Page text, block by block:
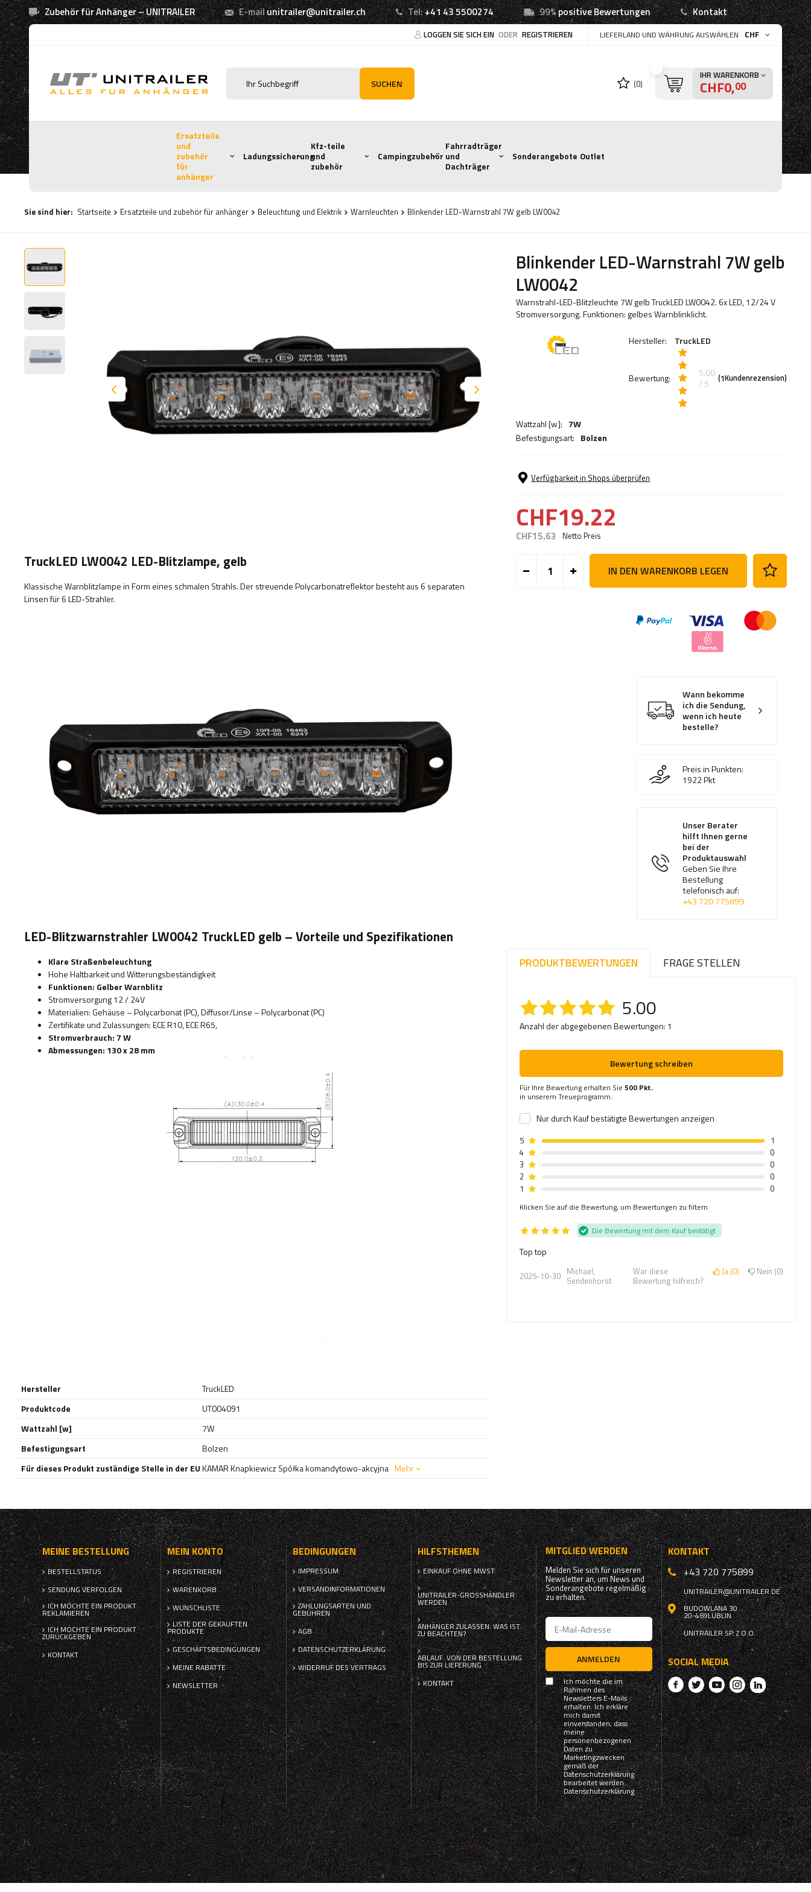
Zubehör für Anhänger – UNITRAILER E-mailunitrailer@unitrailer.ch Tel:+41 43 5500274 99%positive Bewertungen Kontakt
LOGGEN SIE SICH EIN ODER REGISTRIEREN LIEFERLAND UND WÄHRUNG AUSWÄHLEN CHF
SUCHEN (0)
IHR WARENKORB
CHF0,00
Ersatzteile
und
zubehör
für
anhänger
Ladungssicherung
Kfz-teile
und
zubehör
Campingzubehör
Fahrradträger
und
Dachträger
Sonderangebote Outlet
Sie sind hier: Startseite Ersatzteile und zubehör für anhänger Beleuchtung und Elektrik Warnleuchten Blinkender LED-Warnstrahl 7W gelb LW0042
Blinkender LED-Warnstrahl 7W gelb
LW0042
Warnstrahl-LED-Blitzleuchte 7W gelb TruckLED LW0042. 6x LED, 12/24 V
Stromversorgung. Funktionen: gelbes Warnblinklicht.
Hersteller: TruckLED
Bewertung:
5.00
/ 5
(1Kundenrezension)
Wattzahl [w]: 7W
Befestigungsart: Bolzen
Verfügbarkeit in Shops überprüfen
CHF19.22
CHF15.63 Netto Preis
IN DEN WARENKORB LEGEN
Wann bekomme
ich die Sendung,
wenn ich heute
bestelle?
Preis in Punkten:
1922Pkt
Unser Berater
hilft Ihnen gerne
bei der
Produktauswahl
Geben Sie Ihre
Bestellung
telefonisch auf:
+43 720 775899
PRODUKTBEWERTUNGEN FRAGE STELLEN
5.00
Anzahl der abgegebenen Bewertungen: 1
Bewertung schreiben
Für Ihre Bewertung erhalten Sie500 Pkt.
in unserem Treueprogramm.
Nur durch Kauf bestätigte Bewertungen anzeigen
5
1
4
0
3
0
2
0
1
0
Klicken Sie auf die Bewertung, um Bewertungen zu filtern
Die Bewertung mit dem Kauf bestätigt
Top top
2025-10-30 Michael,
Sendenhorst
War diese
Bewertung hilfreich?
Ja 0 Nein 0
TruckLED LW0042 LED-Blitzlampe, gelb
Klassische Warnblitzlampe in Form eines schmalen Strahls. Der streuende Polycarbonatreflektor besteht aus 6 separaten
Linsen für 6 LED-Strahler.
LED-Blitzwarnstrahler LW0042 TruckLED gelb – Vorteile und Spezifikationen
Klare Straßenbeleuchtung
Hohe Haltbarkeit und Witterungsbeständigkeit
Funktionen: Gelber Warnblitz
Stromversorgung 12 / 24V
Materialien: Gehäuse – Polycarbonat (PC), Diffusor/Linse – Polycarbonat (PC)
Zertifikate und Zulassungen: ECE R10, ECE R65,
Stromverbrauch: 7 W
Abmessungen: 130 x 28 mm
Hersteller
TruckLED
Produktcode
UT004091
Wattzahl [w]
7W
Befestigungsart
Bolzen
Für dieses Produkt zuständige Stelle in der EUKAMAR Knapkiewicz Spółka komandytowo-akcyjna Mehr
MEINE BESTELLUNG
BESTELLSTATUS
SENDUNG VERFOLGEN
ICH MÖCHTE EIN PRODUKT
REKLAMIEREN
ICH MÖCHTE EIN PRODUKT
ZURÜCKGEBEN
KONTAKT
MEIN KONTO
REGISTRIEREN
WARENKORB
WUNSCHLISTE
LISTE DER GEKAUFTEN
PRODUKTE
GESCHÄFTSBEDINGUNGEN
MEINE RABATTE
NEWSLETTER
BEDINGUNGEN
IMPRESSUM
VERSANDINFORMATIONEN
ZAHLUNGSARTEN UND
GEBÜHREN
AGB
DATENSCHUTZERKLÄRUNG
WIDERRUF DES VERTRAGS
HILFSTHEMEN
EINKAUF OHNE MWST.
UNITRAILER-GROSSHÄNDLER W
ERDEN
ANHÄNGER ZULASSEN: WAS IST
ZU BEACHTEN?
ABLAUF: VON DER BESTELLUNG
BIS ZUR LIEFERUNG
KONTAKT
MITGLIED WERDEN
Melden Sie sich für unseren
Newsletter an, um News und
Sonderangebote regelmäßig
zu erhalten.
ANMELDEN
Ich möchte die im
Rahmen des
Newsletters E-Mails
erhalten. Ich erkläre
mich damit
einverstanden, dass
meine
personenbezogenen
Daten zu
Marketingzwecken
gemäß der
Datenschutzerklärung
bearbeitet werden.
Datenschutzerklärung
KONTAKT
+43 720 775899
UNITRAILER@UNITRAILER.DE
BUDOWLANA 30
20-469LUBLIN
UNITRAILER SP. Z O.O.
SOCIAL MEDIA